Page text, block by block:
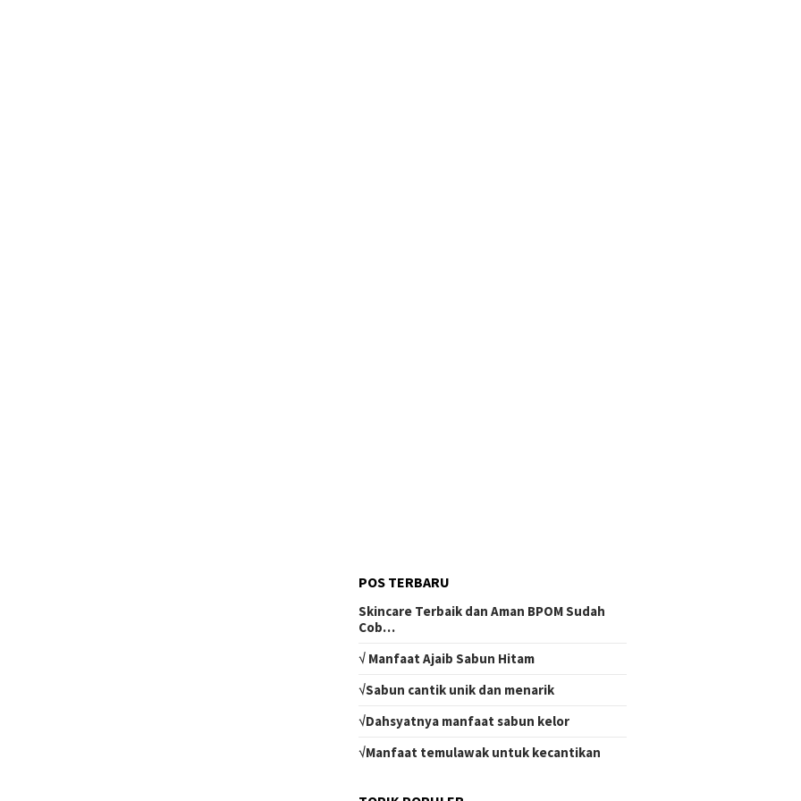
POS TERBARU
Skincare Terbaik dan Aman BPOM Sudah
Cob…
√ Manfaat Ajaib Sabun Hitam
√Sabun cantik unik dan menarik
√Dahsyatnya manfaat sabun kelor
√Manfaat temulawak untuk kecantikan